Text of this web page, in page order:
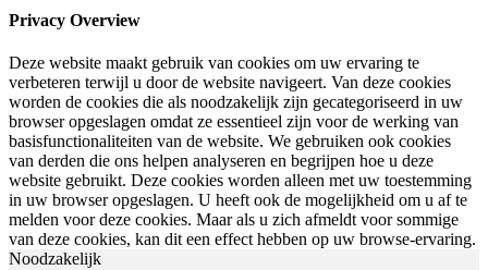
Privacy Overview
Deze website maakt gebruik van cookies om uw ervaring te
verbeteren terwijl u door de website navigeert. Van deze cookies
worden de cookies die als noodzakelijk zijn gecategoriseerd in uw
browser opgeslagen omdat ze essentieel zijn voor de werking van
basisfunctionaliteiten van de website. We gebruiken ook cookies
van derden die ons helpen analyseren en begrijpen hoe u deze
website gebruikt. Deze cookies worden alleen met uw toestemming
in uw browser opgeslagen. U heeft ook de mogelijkheid om u af te
melden voor deze cookies. Maar als u zich afmeldt voor sommige
van deze cookies, kan dit een effect hebben op uw browse-ervaring.
Noodzakelijk